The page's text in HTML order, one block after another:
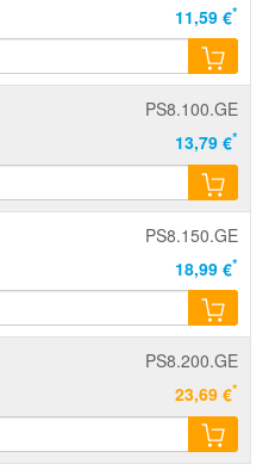
11,59 €*
PS8.100.GE
13,79 €*
PS8.150.GE
18,99 €*
PS8.200.GE
23,69 €*